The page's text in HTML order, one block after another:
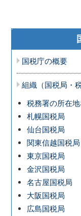
国税庁の概要
組織（国税局・
税務署の所在
札幌国税局
仙台国税局
関東信越国税局
東京国税局
金沢国税局
名古屋国税局
大阪国税局
広島国税局